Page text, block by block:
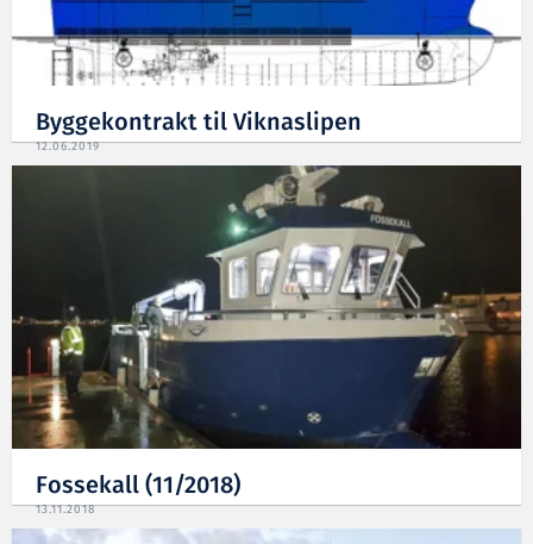
Byggekontrakt til Viknaslipen
12.06.2019
Fossekall (11/2018)
13.11.2018